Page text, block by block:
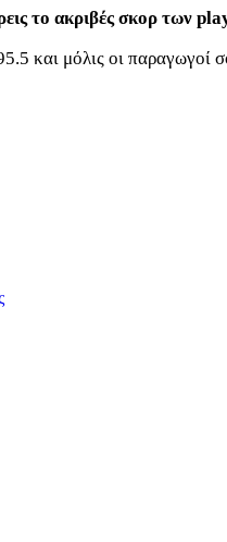
το ακριβές σκορ των
και μόλις οι